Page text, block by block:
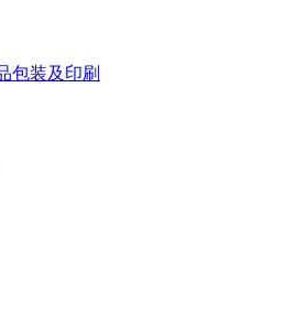
包装及印刷